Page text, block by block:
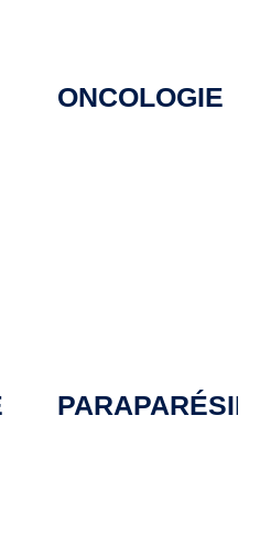
ONCOLOGIE
PARAPARÉSIE